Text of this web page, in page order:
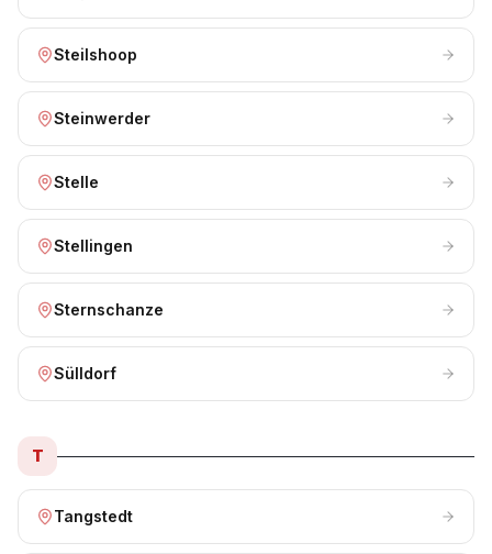
Steilshoop
Steinwerder
Stelle
Stellingen
Sternschanze
Sülldorf
T
Tangstedt